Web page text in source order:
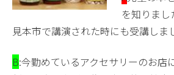
を知りま
見本市で講演された時にも受講しま
B:今勤めているアクセサリーのお店